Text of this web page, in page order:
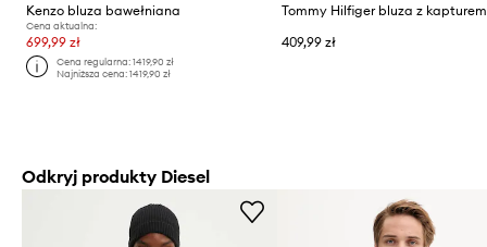
Kenzo bluza bawełniana
Cena aktualna:
699,99 zł
Cena regularna:1419,90 zł
Najniższa cena:1419,90 zł
409,99 zł
Odkryj produkty Diesel